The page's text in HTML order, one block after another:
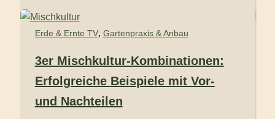
Erde & Ernte TV, Gartenpraxis & Anbau
3er Mischkultur-Kombinationen:
Erfolgreiche Beispiele mit Vor-
und Nachteilen